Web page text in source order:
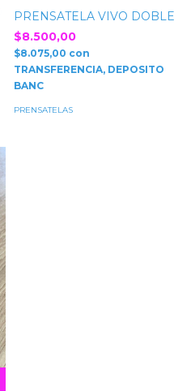
PRENSATELA VIVO DOBLE
$8.500,00
$8.075,00 con
TRANSFERENCIA, DEPOSITO
BANC
PRENSATELAS